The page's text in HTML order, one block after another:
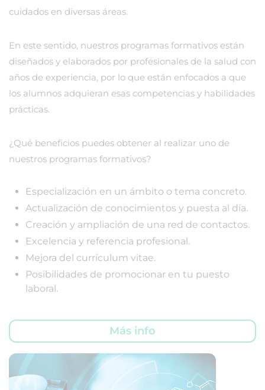
cuidados en diversas áreas.
En este sentido, nuestros programas formativos están
diseñados y elaborados por profesionales de la salud con
años de experiencia, por lo que están enfocados a que
los alumnos adquieran esas competencias y habilidades
prácticas.
¿Qué beneficios puedes obtener al realizar uno de
nuestros programas formativos?
Especialización en un ámbito o tema concreto.
Actualización de conocimientos y puesta al día.
Creación y ampliación de una red de contactos.
Excelencia y referencia profesional.
Mejora del currículum vitae.
Posibilidades de promocionar en tu puesto
laboral.
Más info